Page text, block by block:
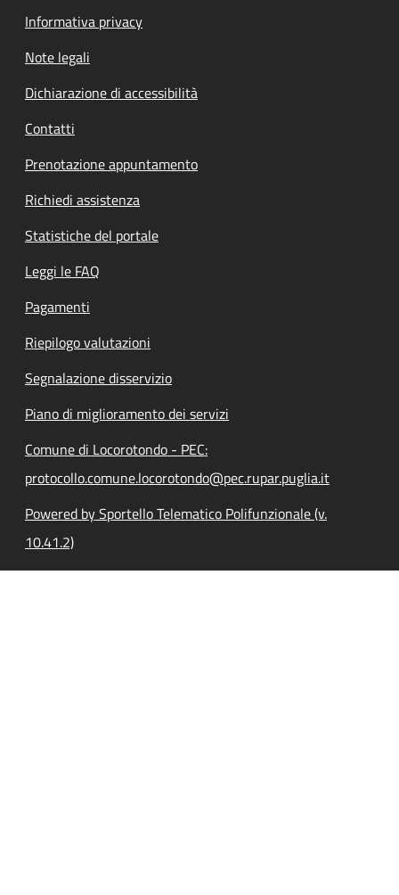
Informativa privacy
Note legali
Dichiarazione di accessibilità
Contatti
Prenotazione appuntamento
Richiedi assistenza
Statistiche del portale
Leggi le FAQ
Pagamenti
Riepilogo valutazioni
Segnalazione disservizio
Piano di miglioramento dei servizi
Comune di Locorotondo - PEC:
protocollo.comune.locorotondo@pec.rupar.puglia.it
Powered by Sportello Telematico Polifunzionale (v.
10.41.2)